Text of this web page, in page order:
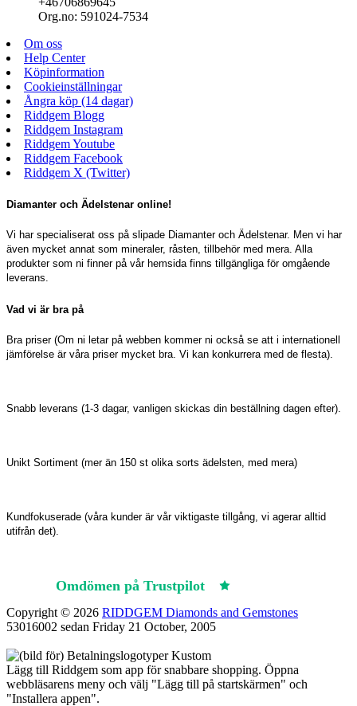
Org.no: 591024-7534
Om oss
Help Center
Köpinformation
Cookieinställningar
Ångra köp (14 dagar)
Riddgem Blogg
Riddgem Instagram
Riddgem Youtube
Riddgem Facebook
Riddgem X (Twitter)
Diamanter och Ädelstenar online!
Vi har specialiserat oss på slipade Diamanter och Ädelstenar. Men vi har
även mycket annat som mineraler, råsten, tillbehör med mera. Alla
produkter som ni finner på vår hemsida finns tillgängliga för omgående
leverans.
Vad vi är bra på
Bra priser (Om ni letar på webben kommer ni också se att i internationell
jämförelse är våra priser mycket bra. Vi kan konkurrera med de flesta).
Snabb leverans (1-3 dagar, vanligen skickas din beställning dagen efter).
Unikt Sortiment (mer än 150 st olika sorts ädelsten, med mera)
Kundfokuserade (våra kunder är vår viktigaste tillgång, vi agerar alltid
utifrån det).
Omdömen på Trustpilot
Copyright © 2026 RIDDGEM Diamonds and Gemstones
53016002 sedan Friday 21 October, 2005
Lägg till Riddgem som app för snabbare shopping. Öppna
webbläsarens meny och välj "Lägg till på startskärmen" och
"Installera appen".